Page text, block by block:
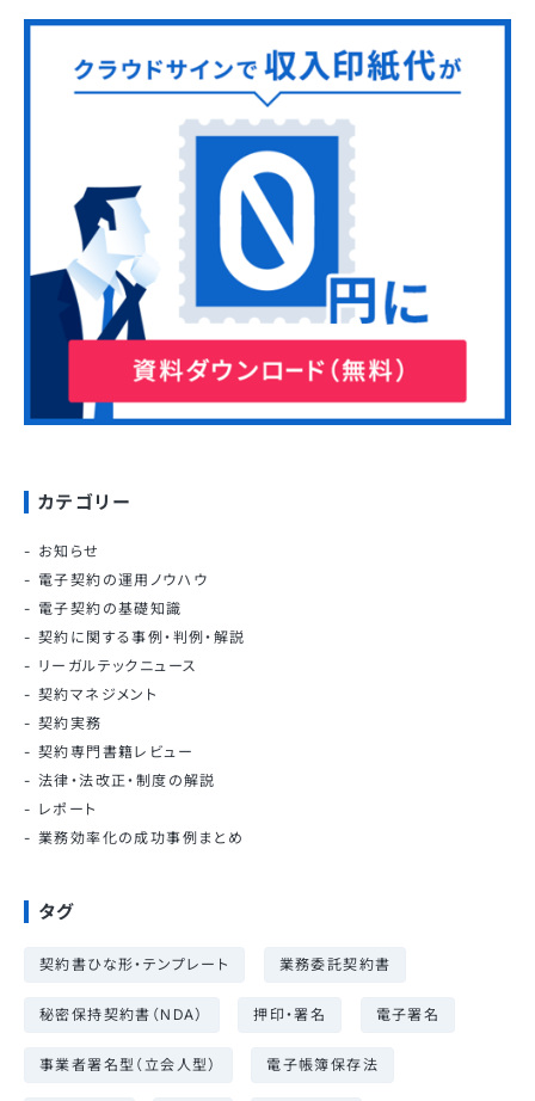
カテゴリー
お知らせ
電子契約の運用ノウハウ
電子契約の基礎知識
契約に関する事例・判例・解説
リーガルテックニュース
契約マネジメント
契約実務
契約専門書籍レビュー
法律・法改正・制度の解説
レポート
業務効率化の成功事例まとめ
タグ
契約書ひな形・テンプレート 業務委託契約書
秘密保持契約書（NDA） 押印・署名 電子署名
事業者署名型（立会人型） 電子帳簿保存法